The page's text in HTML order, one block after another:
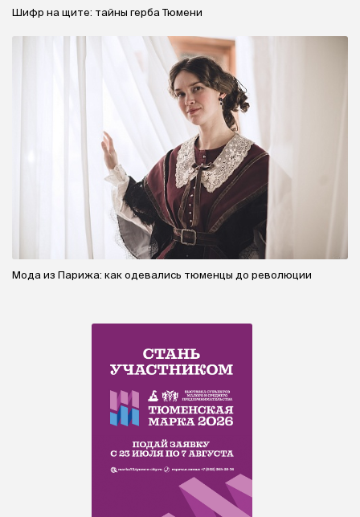
Шифр на щите: тайны герба Тюмени
Мода из Парижа: как одевались тюменцы до революции